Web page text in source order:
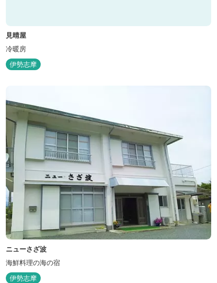
見晴屋
冷暖房
伊勢志摩
ニューさざ波
海鮮料理の海の宿
伊勢志摩